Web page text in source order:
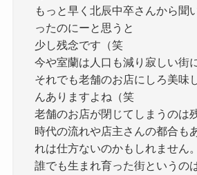
もっと早く北辰中卒さんから聞
ったのにーと思うと
少し残念です（笑
今や室蘭は人口も減り寂しい街
それでも老舗のお店にしろ美味
んありますよね（笑
老舗のお店が閉じてしまうのは
時代の流れや店主さんの都合も
れは仕方ないのかもしれません。
誰でも生まれ育った街というの